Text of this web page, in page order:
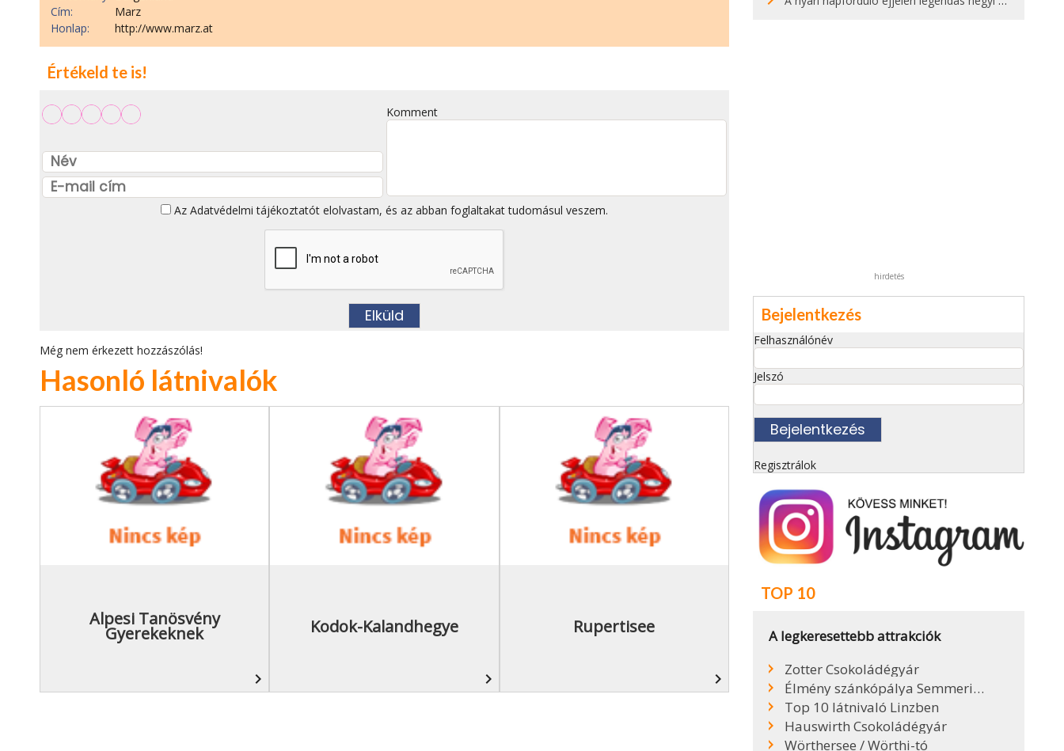
Cím:
Marz
Honlap:
http://www.marz.at
Értékeld te is!
Komment
Az Adatvédelmi tájékoztatót elolvastam, és az abban foglaltakat tudomásul veszem.
Még nem érkezett hozzászólás!
Hasonló látnivalók
Alpesi Tanösvény
Gyerekeknek
navigate_next
Kodok-Kalandhegye
navigate_next
Rupertisee
navigate_next
hirdetés
Bejelentkezés
Felhasználónév
Jelszó
Regisztrálok
TOP 10
A legkeresettebb attrakciók
Zotter Csokoládégyár
Élmény szánkópálya Semmeringen
Top 10 látnivaló Linzben
Hauswirth Csokoládégyár
Wörthersee / Wörthi-tó